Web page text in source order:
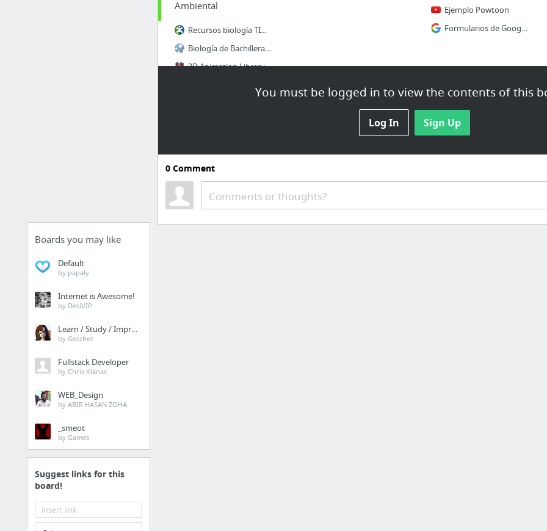
Boards you may like
Default
by papaly
Internet is Awesome!
by DesiVIP
Learn / Study / Improve
by Geccher
Fullstack Developer
by Chris Klanac
WEB_Design
by ABIR HASAN ZOHA
_smeot
by Games
Suggest links for this
board!
You must be logged in to view the contents of this
Log In Sign Up
Ambiental
Recursos biología TIC: Nuevas Tecnologías y Educación
Biología de Bachillerato
3D Animation Library :: DNA Learning Center
My First Category
Papaly Help
Ejemplo Powtoon
Formularios de Google: crea y analiza encuestas de forma gratuita
0Comment
Comments or thoughts?